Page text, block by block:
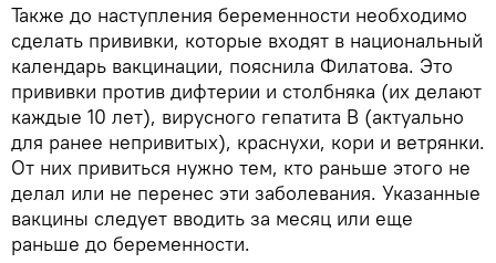
Также до наступления беременности необходимо
сделать прививки, которые входят в национальный
календарь вакцинации, пояснила Филатова. Это
прививки против дифтерии и столбняка (их делают
каждые 10 лет), вирусного гепатита B (актуально
для ранее непривитых), краснухи, кори и ветрянки.
От них привиться нужно тем, кто раньше этого не
делал или не перенес эти заболевания. Указанные
вакцины следует вводить за месяц или еще
раньше до беременности.